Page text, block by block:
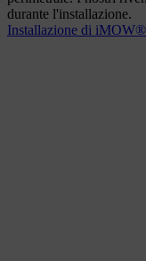
durante l'installazione.
Installazione di iMOW®